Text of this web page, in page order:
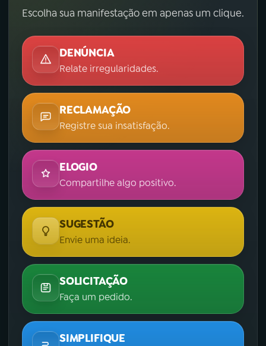
Escolha sua manifestação em apenas um clique.
DENÚNCIA
Relate irregularidades.
RECLAMAÇÃO
Registre sua insatisfação.
ELOGIO
Compartilhe algo positivo.
SUGESTÃO
Envie uma ideia.
SOLICITAÇÃO
Faça um pedido.
SIMPLIFIQUE